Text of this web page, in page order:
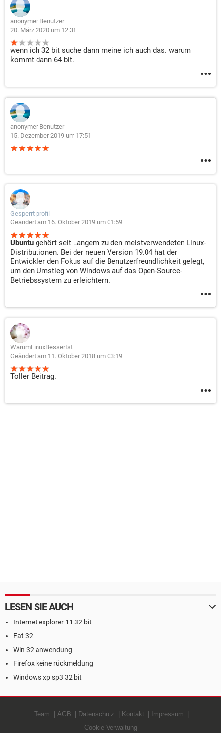
anonymer Benutzer
20. März 2020 um 12:31
wenn ich 32 bit suche dann meine ich auch das. warum
kommt dann 64 bit.
anonymer Benutzer
15. Dezember 2019 um 17:51
Gesperrt profil
Geändert am 16. Oktober 2019 um 01:59
Ubuntu gehört seit Langem zu den meistverwendeten Linux-
Distributionen. Bei der neuen Version 19.04 hat der
Entwickler den Fokus auf die Benutzerfreundlichkeit gelegt,
um den Umstieg von Windows auf das Open-Source-
Betriebssystem zu erleichtern.
WarumLinuxBesserIst
Geändert am 11. Oktober 2018 um 03:19
Toller Beitrag.
LESEN SIE AUCH
Internet explorer 11 32 bit
Fat 32
Win 32 anwendung
Firefox keine rückmeldung
Windows xp sp3 32 bit
Team AGB Datenschutz Kontakt
Impressum
Cookie-Verwaltung